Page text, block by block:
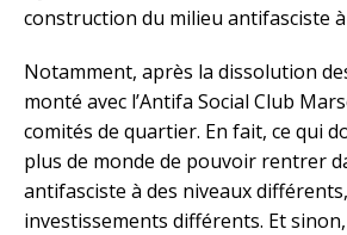
construction du milieu antifasciste
Notamment, après la dissolution
monté avec l’Antifa Social Club
comités de quartier. En fait, ce qui
plus de monde de pouvoir rentrer
antifasciste à des niveaux
investissements différents. Et